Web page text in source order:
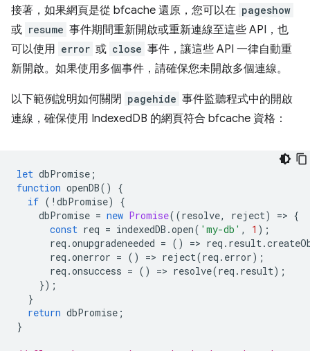
接著，如果網頁是從 bfcache 還原，您可以在 pageshow
或 resume 事件期間重新開啟或重新連線至這些 API，也
可以使用 error 或 close 事件，讓這些 API 一律自動重
新開啟。如果使用多個事件，請確保您未開啟多個連線。
以下範例說明如何關閉 pagehide 事件監聽程式中的開啟
連線，確保使用 IndexedDB 的網頁符合 bfcache 資格：
let dbPromise ;
function openDB()
{
if ( ! dbPromise)
{
dbPromise = new Promise((resolve, reject) => {
const req = indexedDB .open( 'my-db' , 1 );
req .onupgradeneeded = () => req . result.
req .onerror = () => reject(req . error);
req .onsuccess = () => resolve(req . result);
});
}
return dbPromise ;
}